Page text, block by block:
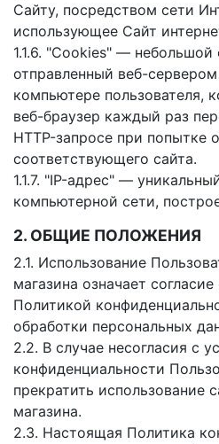
Сайту, посредством сети
использующее Сайт
1.1.6. "Cookies" — небольшой
отправленный веб-
компьютере пользователя,
веб-браузер каждый раз
HTTP-запросе при попытке
соответствующего сайта.
1.1.7. "IP-адрес" —
компьютерной сети,
2. ОБЩИЕ ПОЛОЖЕНИЯ
2.1. Использование
магазина означает
Политикой
обработки персональных
2.2. В случае несогласия с
конфиденциальности
прекратить использование
магазина.
2.3. Настоящая Политика